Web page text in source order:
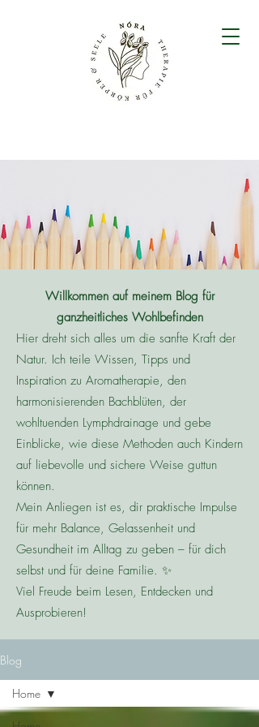
Willkommen auf meinem Blog für
ganzheitliches Wohlbefinden
Hier dreht sich alles um die sanfte Kraft der
Natur. Ich teile Wissen, Tipps und
Inspiration zu Aromatherapie, den
harmonisierenden Bachblüten, der
wohltuenden Lymphdrainage und gebe
Einblicke, wie diese Methoden auch Kindern
auf liebevolle und sichere Weise guttun
können.
Mein Anliegen ist es, dir praktische Impulse
für mehr Balance, Gelassenheit und
Gesundheit im Alltag zu geben – für dich
selbst und für deine Familie. ✨
Viel Freude beim Lesen, Entdecken und
Ausprobieren!
Blog
Home